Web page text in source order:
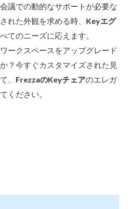
議での動的なサポートが必要な
れた外観を求める時、 Keyエグ
てのニーズに応えます。
ークスペースをアップグレード
？今すぐカスタマイズされた見
、 FrezzaのKeyチェアのエレガ
ください。